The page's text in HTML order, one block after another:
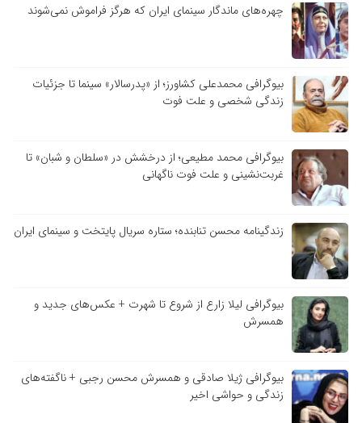
چهره‌های ماندگار سینمای ایران که هرگز فراموش نمی‌شوند
بیوگرافی محمدعلی کشاورز؛ از «پدرسالار» سینما تا جزئیات
زندگی شخصی و علت فوت
بیوگرافی محمد مطیعی؛ از درخشش در «سلطان و شبان» تا
غربت‌نشینی و علت فوت ناگهانی
زندگینامه محسن تنابنده؛ ستاره سریال پایتخت و سینمای ایران
بیوگرافی لیلا زارع از شروع تا شهرت + عکس‌های جدید و
همسرش
بیوگرافی ژیلا صادقی و همسرش محسن رجبی + ناگفته‌های
زندگی و حواشی اخیر